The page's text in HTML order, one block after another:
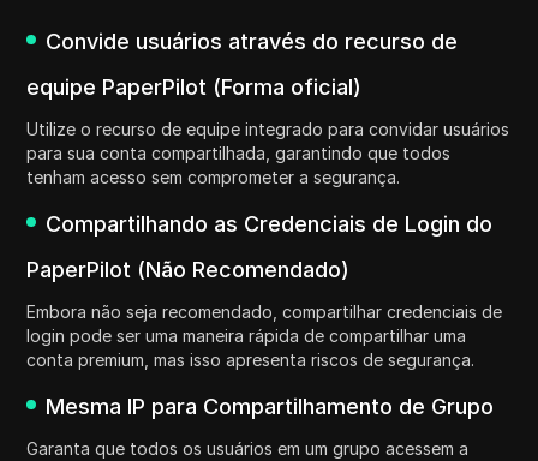
Convide usuários através do recurso de
equipe PaperPilot (Forma oficial)
Utilize o recurso de equipe integrado para convidar usuários
para sua conta compartilhada, garantindo que todos
tenham acesso sem comprometer a segurança.
Compartilhando as Credenciais de Login do
PaperPilot (Não Recomendado)
Embora não seja recomendado, compartilhar credenciais de
login pode ser uma maneira rápida de compartilhar uma
conta premium, mas isso apresenta riscos de segurança.
Mesma IP para Compartilhamento de Grupo
Garanta que todos os usuários em um grupo acessem a